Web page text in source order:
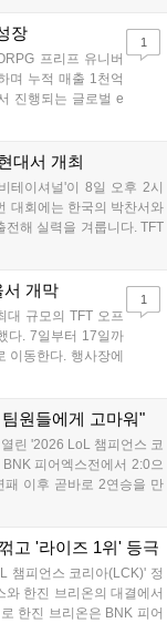
장
프리프 유니버
며 누적 매출 1천억
진행되는 글로벌 e
용자가 동일한 조
하는 성과를 냈습니
달러 규모의 제4회
이드커넥트는 이를
할 방침입니다....
1
대서 개최
테이셔널'이 8일 오후 2시
대회에는 한국의 박찬서와
해 실력을 겨룹니다. TFT
한 대회 구조를 가지며, 누
험과 공연 등 다양한 즐길
도 행사가 이어질 예정입
다....
서 개막
대 규모의 TFT 오프
다. 7일부터 17일까
이동한다. 행사장에
후 2시 인비테이셔
예약은 조기 마감될
1
원들에게 고마워"
린 '2026 LoL 챔피언스 코
피어엑스전에서 2:0으
이후 곧바로 2연승을 만
올렸다. 다음은 이날 데뷔
고 '라이즈 1위' 등극
챔피언스 코리아(LCK)' 정
한진 브리온의 대결에서
한진 브리온은 BNK 피어